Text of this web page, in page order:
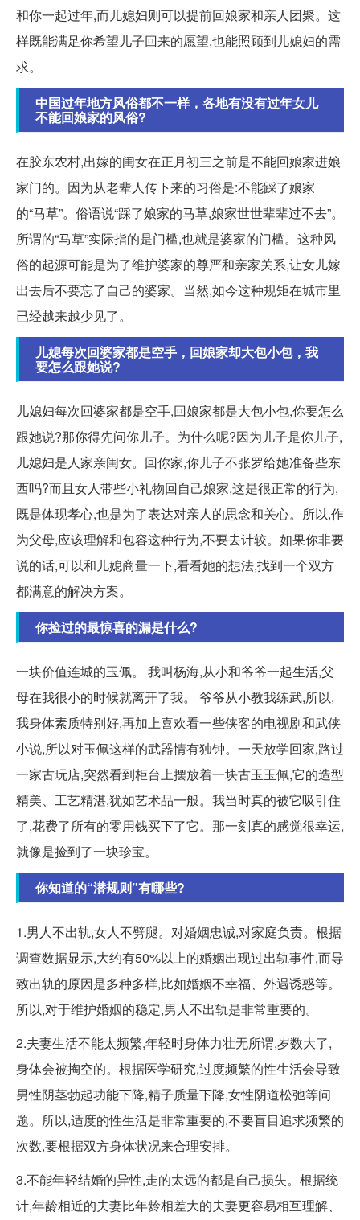
和你一起过年,而儿媳妇则可以提前回娘家和亲人团聚。这
样既能满足你希望儿子回来的愿望,也能照顾到儿媳妇的需
求。
中国过年地方风俗都不一样，各地有没有过年女儿
不能回娘家的风俗?
在胶东农村,出嫁的闺女在正月初三之前是不能回娘家进娘
家门的。因为从老辈人传下来的习俗是:不能踩了娘家
的“马草”。俗语说“踩了娘家的马草,娘家世世辈辈过不去”。
所谓的“马草”实际指的是门槛,也就是婆家的门槛。这种风
俗的起源可能是为了维护婆家的尊严和亲家关系,让女儿嫁
出去后不要忘了自己的婆家。当然,如今这种规矩在城市里
已经越来越少见了。
儿媳每次回婆家都是空手，回娘家却大包小包，我
要怎么跟她说?
儿媳妇每次回婆家都是空手,回娘家都是大包小包,你要怎么
跟她说?那你得先问你儿子。为什么呢?因为儿子是你儿子,
儿媳妇是人家亲闺女。回你家,你儿子不张罗给她准备些东
西吗?而且女人带些小礼物回自己娘家,这是很正常的行为,
既是体现孝心,也是为了表达对亲人的思念和关心。所以,作
为父母,应该理解和包容这种行为,不要去计较。如果你非要
说的话,可以和儿媳商量一下,看看她的想法,找到一个双方
都满意的解决方案。
你捡过的最惊喜的漏是什么?
一块价值连城的玉佩。 我叫杨海,从小和爷爷一起生活,父
母在我很小的时候就离开了我。 爷爷从小教我练武,所以,
我身体素质特别好,再加上喜欢看一些侠客的电视剧和武侠
小说,所以对玉佩这样的武器情有独钟。一天放学回家,路过
一家古玩店,突然看到柜台上摆放着一块古玉玉佩,它的造型
精美、工艺精湛,犹如艺术品一般。我当时真的被它吸引住
了,花费了所有的零用钱买下了它。那一刻真的感觉很幸运,
就像是捡到了一块珍宝。
你知道的“潜规则”有哪些?
1.男人不出轨,女人不劈腿。对婚姻忠诚,对家庭负责。根据
调查数据显示,大约有50%以上的婚姻出现过出轨事件,而导
致出轨的原因是多种多样,比如婚姻不幸福、外遇诱惑等。
所以,对于维护婚姻的稳定,男人不出轨是非常重要的。
2.夫妻生活不能太频繁,年轻时身体力壮无所谓,岁数大了,
身体会被掏空的。根据医学研究,过度频繁的性生活会导致
男性阴茎勃起功能下降,精子质量下降,女性阴道松弛等问
题。所以,适度的性生活是非常重要的,不要盲目追求频繁的
次数,要根据双方身体状况来合理安排。
3.不能年轻结婚的异性,走的太远的都是自己损失。根据统
计,年龄相近的夫妻比年龄相差大的夫妻更容易相互理解、